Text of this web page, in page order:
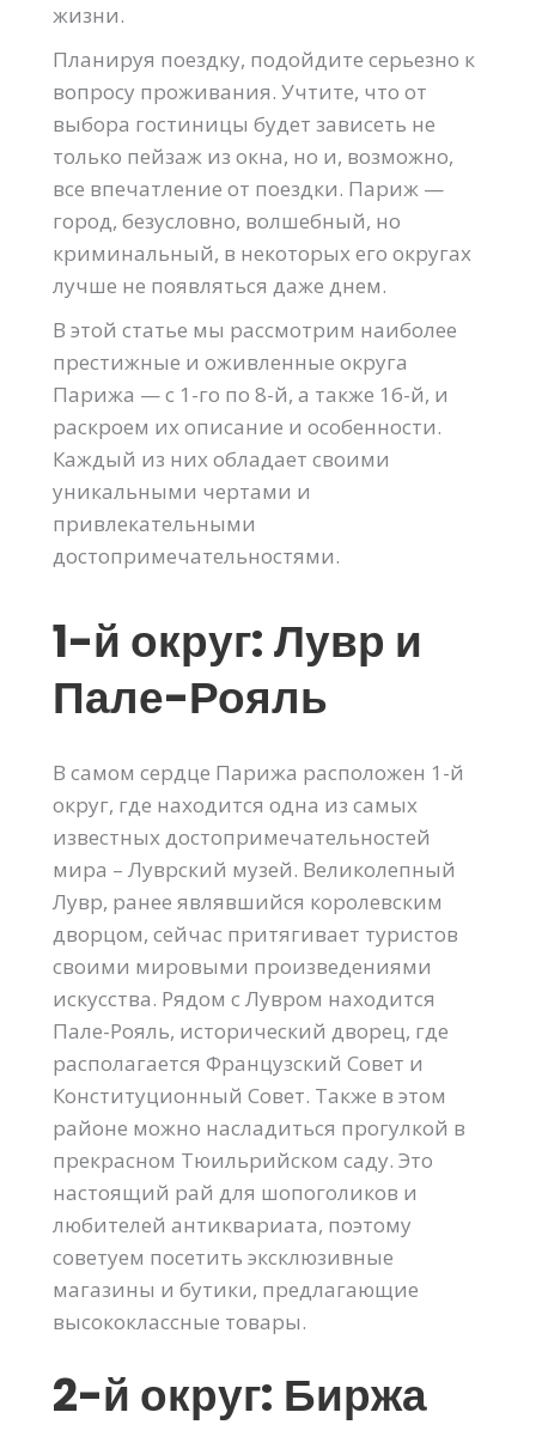
жизни.
Планируя поездку, подойдите серьезно к
вопросу проживания. Учтите, что от
выбора гостиницы будет зависеть не
только пейзаж из окна, но и, возможно,
все впечатление от поездки. Париж —
город, безусловно, волшебный, но
криминальный, в некоторых его округах
лучше не появляться даже днем.
В этой статье мы рассмотрим наиболее
престижные и оживленные округа
Парижа — с 1-го по 8-й, а также 16-й, и
раскроем их описание и особенности.
Каждый из них обладает своими
уникальными чертами и
привлекательными
достопримечательностями.
1-й округ: Лувр и
Пале-Рояль
В самом сердце Парижа расположен 1-й
округ, где находится одна из самых
известных достопримечательностей
мира – Луврский музей. Великолепный
Лувр, ранее являвшийся королевским
дворцом, сейчас притягивает туристов
своими мировыми произведениями
искусства. Рядом с Лувром находится
Пале-Рояль, исторический дворец, где
располагается Французский Совет и
Конституционный Совет. Также в этом
районе можно насладиться прогулкой в
прекрасном Тюильрийском саду. Это
настоящий рай для шопоголиков и
любителей антиквариата, поэтому
советуем посетить эксклюзивные
магазины и бутики, предлагающие
высококлассные товары.
2-й округ: Биржа